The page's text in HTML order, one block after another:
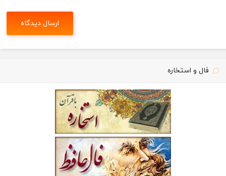
فال و استخاره